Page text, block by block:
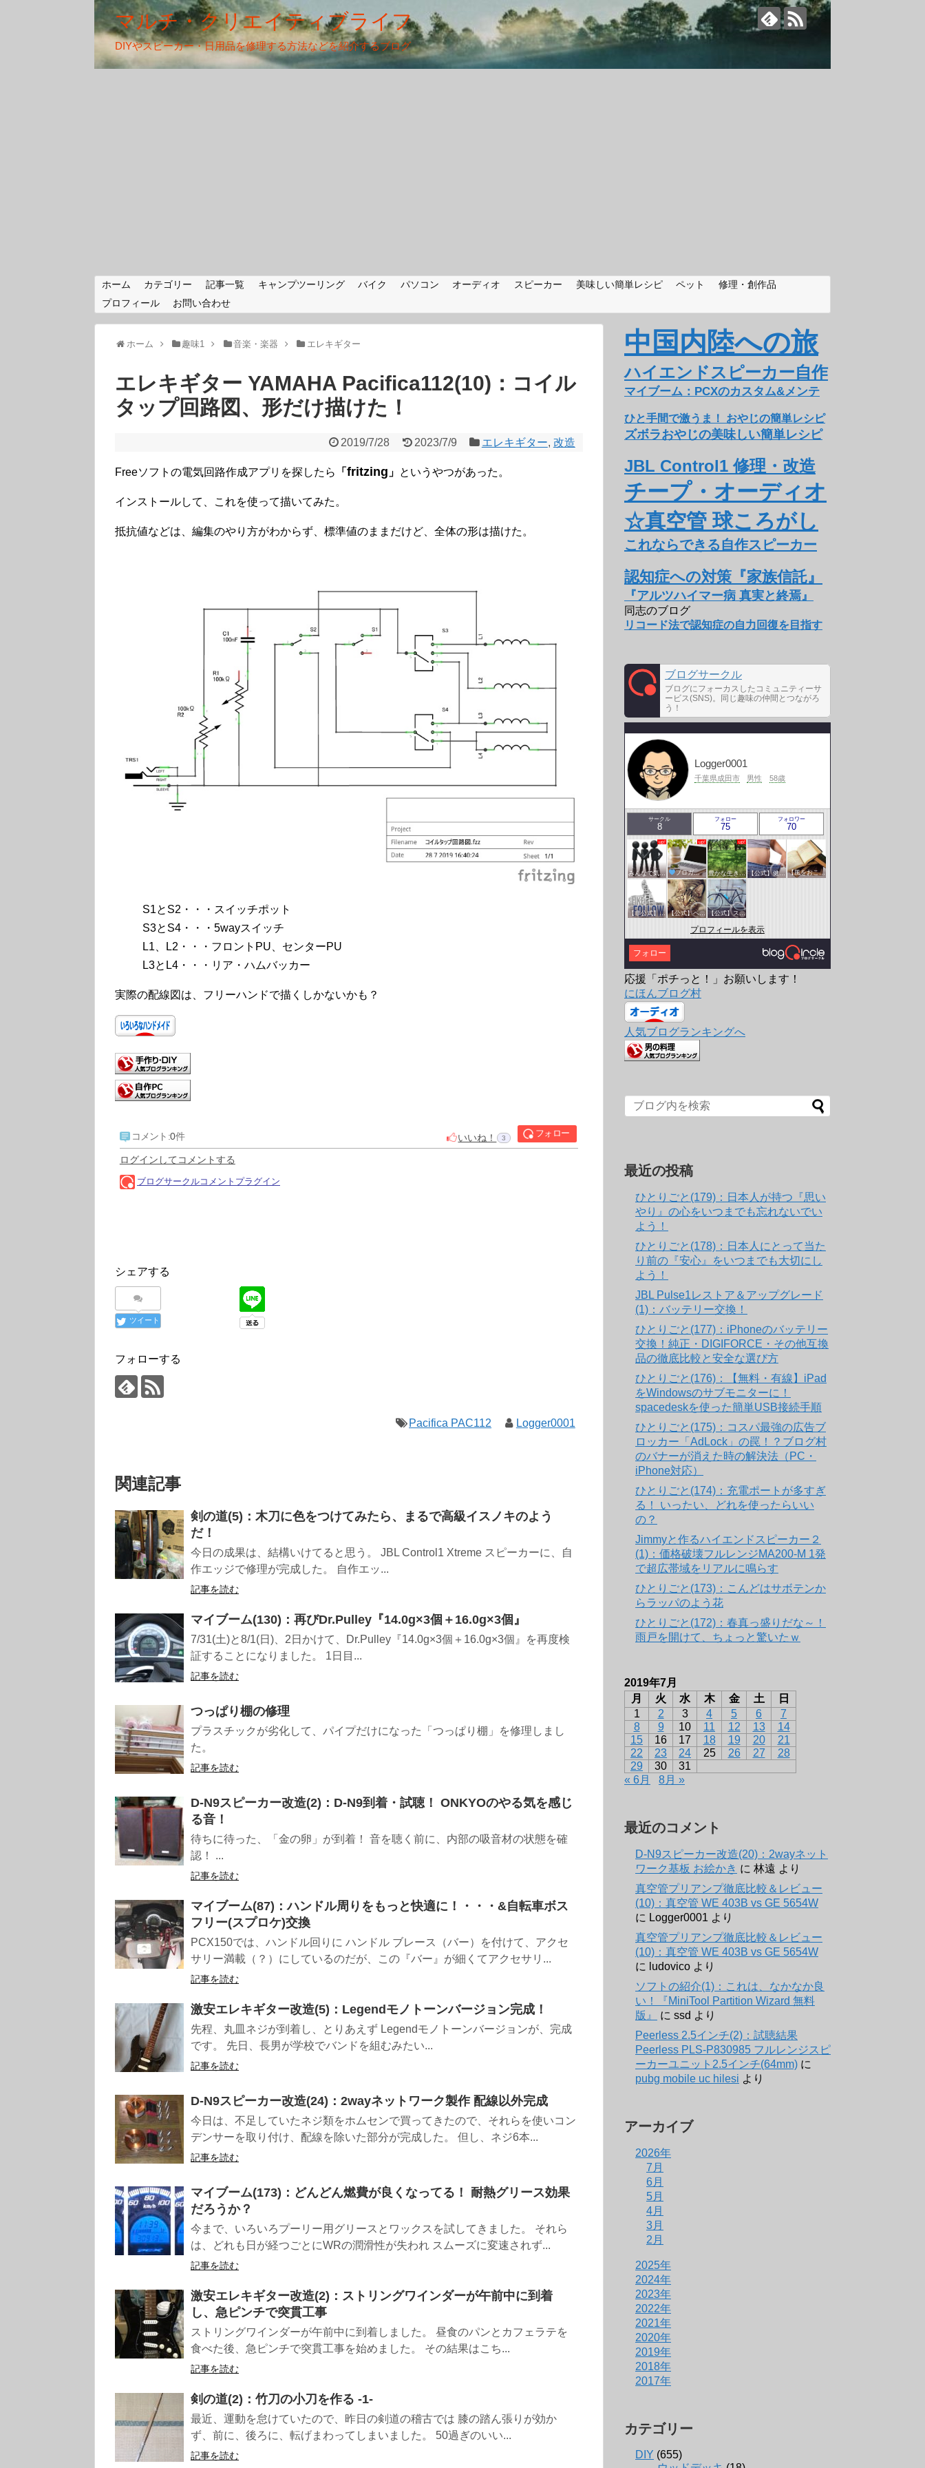
マルチ・クリエイティブライフ
DIYやスピーカー・日用品を修理する方法などを紹介するブログ
ホーム カテゴリー 記事一覧 キャンプツーリング バイク パソコン オーディオ スピーカー 美味しい簡単レシピ ペット
修理・創作品
プロフィール
お問い合わせ
ホーム 趣味1 音楽・楽器 エレキギター
エレキギター YAMAHA Pacifica112(10)：コイル
タップ回路図、形だけ描けた！
2019/7/28 2023/7/9 エレキギター, 改造
Freeソフトの電気回路作成アプリを探したら 「 fritzing 」 というやつがあった。
インストールして、これを使って描いてみた。
抵抗値などは、編集のやり方がわからず、標準値のままだけど、全体の形は描けた。
S1とS2・・・スイッチポット
S3とS4・・・5wayスイッチ
L1、L2・・・フロントPU、センターPU
L3とL4・・・リア・ハムバッカー
実際の配線図は、フリーハンドで描くしかないかも？
シェアする
ツイート
フォローする
Pacifica PAC112 Logger0001
関連記事
剣の道(5)：木刀に色をつけてみたら、まるで高級イスノキのよう
だ！
今日の成果は、結構いけてると思う。 JBL Control1 Xtreme スピーカーに、自
作エッジで修理が完成した。 自作エッ...
記事を読む
マイブーム(130)：再びDr.Pulley『14.0g×3個＋16.0g×3個』
7/31(土)と8/1(日)、2日かけて、Dr.Pulley『14.0g×3個＋16.0g×3個』を再度検
証することになりました。 1日目...
記事を読む
つっぱり棚の修理
プラスチックが劣化して、パイプだけになった「つっぱり棚」を修理しまし
た。
記事を読む
D-N9スピーカー改造(2)：D-N9到着・試聴！ ONKYOのやる気を感じ
る音！
待ちに待った、「金の卵」が到着！ 音を聴く前に、内部の吸音材の状態を確
認！ ...
記事を読む
マイブーム(87)：ハンドル周りをもっと快適に！・・・&自転車ボス
フリー(スプロケ)交換
PCX150では、ハンドル回りに ハンドル ブレース（バー）を付けて、アクセ
サリー満載（？）にしているのだが、この『バー』が細くてアクセサリ...
記事を読む
激安エレキギター改造(5)：Legendモノトーンバージョン完成！
先程、丸皿ネジが到着し、とりあえず Legendモノトーンバージョンが、完成
です。 先日、長男が学校でバンドを組むみたい...
記事を読む
D-N9スピーカー改造(24)：2wayネットワーク製作 配線以外完成
今日は、不足していたネジ類をホムセンで買ってきたので、それらを使いコン
デンサーを取り付け、配線を除いた部分が完成した。 但し、ネジ6本...
記事を読む
マイブーム(173)：どんどん燃費が良くなってる！ 耐熱グリース効果
だろうか？
今まで、いろいろプーリー用グリースとワックスを試してきました。 それら
は、どれも日が経つごとにWRの潤滑性が失われ スムーズに変速されず...
記事を読む
激安エレキギター改造(2)：ストリングワインダーが午前中に到着
し、急ピンチで突貫工事
ストリングワインダーが午前中に到着しました。 昼食のパンとカフェラテを
食べた後、急ピンチで突貫工事を始めました。 その結果はこち...
記事を読む
剣の道(2)：竹刀の小刀を作る -1-
最近、運動を怠けていたので、昨日の剣道の稽古では 膝の踏ん張りが効か
ず、前に、後ろに、転げまわってしまいました。 50過ぎのいい...
記事を読む
中国内陸への旅
ハイエンドスピーカー自作
マイブーム：PCXのカスタム&メンテ
ひと手間で激うま！ おやじの簡単レシピ
ズボラおやじの美味しい簡単レシピ
JBL Control1 修理・改造
チープ・オーディオ
☆真空管 球ころがし
これならできる自作スピーカー
認知症への対策『家族信託』
『アルツハイマー病 真実と終焉』
同志のブログ
リコード法で認知症の自力回復を目指す
ブログサークル
ブログにフォーカスしたコミュニティーサ
ービス(SNS)。同じ趣味の仲間とつながろ
う！
Logger0001
千葉県成田市 男性 58歳
サークル
8
フォロー
75
フォロワー
70
みんなで気軽にアクセスアップ ブロガー応援&更新報告♪ 豊かな生き方サークル 【公式】健康・医療サークル 【風をおこそう☆彡】アクセスアップ研究会♪♪
【非公式】相互フォローサークル 【公式】ペットサークル 【公式】スポーツ・アウトドアサークル
プロフィールを表示
フォロー
応援「ポチっと！」お願いします！
にほんブログ村
人気ブログランキングへ
最近の投稿
ひとりごと(179)：日本人が持つ『思い
やり』の心をいつまでも忘れないでい
よう！
ひとりごと(178)：日本人にとって当た
り前の『安心』をいつまでも大切にし
よう！
JBL Pulse1レストア＆アップグレード
(1)：バッテリー交換！
ひとりごと(177)：iPhoneのバッテリー
交換！純正・DIGIFORCE・その他互換
品の徹底比較と安全な選び方
ひとりごと(176)：【無料・有線】iPad
をWindowsのサブモニターに！
spacedeskを使った簡単USB接続手順
ひとりごと(175)：コスパ最強の広告ブ
ロッカー「AdLock」の罠！？ブログ村
のバナーが消えた時の解決法（PC・
iPhone対応）
ひとりごと(174)：充電ポートが多すぎ
る！ いったい、どれを使ったらいい
の？
Jimmyと作るハイエンドスピーカー２
(1)：価格破壊フルレンジMA200-M 1発
で超広帯域をリアルに鳴らす
ひとりごと(173)：こんどはサボテンか
らラッパのよう花
ひとりごと(172)：春真っ盛りだな～！
雨戸を開けて、ちょっと驚いたｗ
2019年7月
月
火 水 木 金 土
日
1
2 3 4 5 6
7
8
9 10 11 12 13
14
15
16 17 18 19 20
21
22
23 24 25 26 27
28
29
30
31
« 6月
8月 »
最近のコメント
D-N9スピーカー改造(20)：2wayネット
ワーク基板 お絵かき に 林遠 より
真空管プリアンプ徹底比較＆レビュー
(10)：真空管 WE 403B vs GE 5654W
に Logger0001 より
真空管プリアンプ徹底比較＆レビュー
(10)：真空管 WE 403B vs GE 5654W
に
ludovico より
ソフトの紹介(1)：これは、なかなか良
い！『MiniTool Partition Wizard 無料
版』
に ssd より
Peerless 2.5インチ(2)：試聴結果
Peerless PLS-P830985 フルレンジスピ
ーカーユニット2.5インチ(64mm) に
pubg mobile uc hilesi より
アーカイブ
2026年
7月
6月
5月
4月
3月
2月
2025年
2024年
2023年
2022年
2021年
2020年
2019年
2018年
2017年
カテゴリー
DIY (655)